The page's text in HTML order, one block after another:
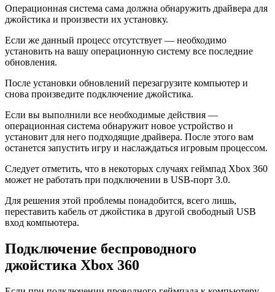
Операционная система сама должна обнаружить драйвера для
джойстика и произвести их установку.
Если же данный процесс отсутствует — необходимо
установить на вашу операционную систему все последние
обновления.
После установки обновлений перезагрузите компьютер и
снова произведите подключение джойстика.
Если вы выполнили все необходимые действия —
операционная система обнаружит новое устройство и
установит для него подходящие драйвера. После этого вам
останется запустить игру и наслаждаться игровым процессом.
Следует отметить, что в некоторых случаях геймпад Xbox 360
может не работать при подключении в USB-порт 3.0.
Для решения этой проблемы понадобится, всего лишь,
переставить кабель от джойстика в другой свободный USB
вход компьютера.
Подключение беспроводного
джойстика Xbox 360